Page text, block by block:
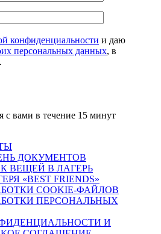
конфиденциальности и даю
персональных данных, в
с вами в течение 15 минут
ДОКУМЕНТОВ
ВЕЩЕЙ В ЛАГЕРЬ
«BEST FRIENDS»
COOKIE-ФАЙЛОВ
ПЕРСОНАЛЬНЫХ
И